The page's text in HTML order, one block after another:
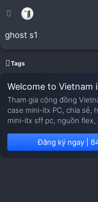
ghost s1
Tags
Welcome to Vietnam
Tham gia cộng đồng
case mini-itx PC, chia sẻ,
mini-itx sff pc, nguồn flex,
Đăng ký ngay |